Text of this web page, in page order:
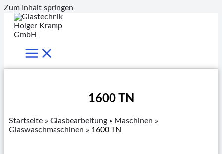
Zum Inhalt springen
1600 TN
Startseite » Glasbearbeitung » Maschinen »
Glaswaschmaschinen » 1600 TN